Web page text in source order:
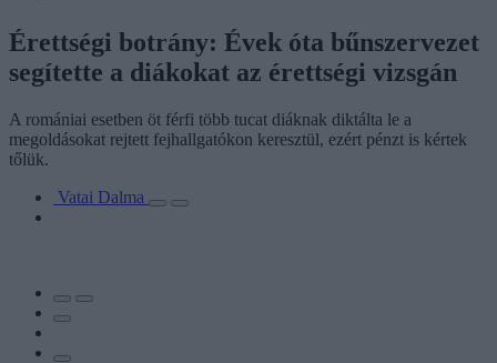
Érettségi botrány: Évek óta bűnszervezet
segítette a diákokat az érettségi vizsgán
A romániai esetben öt férfi több tucat diáknak diktálta le a
megoldásokat rejtett fejhallgatókon keresztül, ezért pénzt is kértek
tőlük.
Vatai Dalma